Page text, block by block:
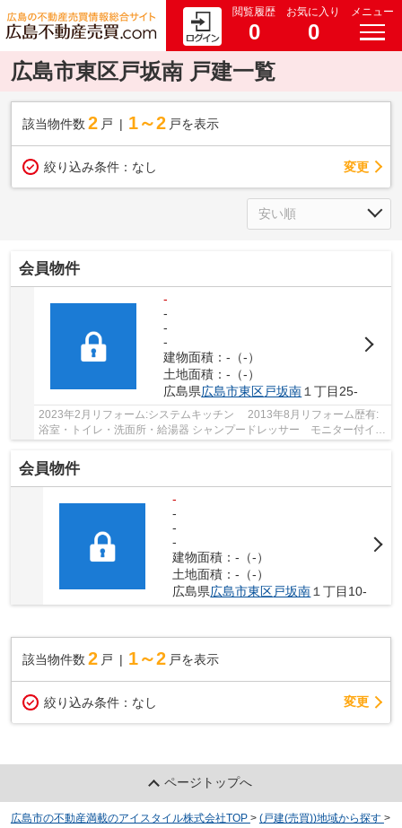
閲覧履歴
0
お気に入り
0
メニュー
広島市東区戸坂南 戸建一覧
該当物件数 2 戸 1～2 戸を表示
絞り込み条件： なし 変更
会員物件
-
-
-
-
建物面積：-（-）
土地面積：-（-）
広島県広島市東区戸坂南１丁目25-
2023年2月リフォーム:システムキッチン 2013年8月リフォーム歴有:
浴室・トイレ・洗面所・給湯器 シャンプードレッサー モニター付イン
会員物件
-
-
-
-
建物面積：-（-）
土地面積：-（-）
広島県広島市東区戸坂南１丁目10-
該当物件数 2 戸 1～2 戸を表示
絞り込み条件： なし 変更
ページトップへ
広島市の不動産満載のアイスタイル株式会社TOP > (戸建(売買))地域から探す >